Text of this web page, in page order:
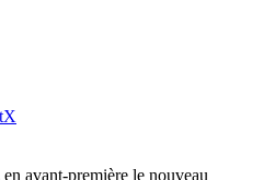
avant-première le nouveau